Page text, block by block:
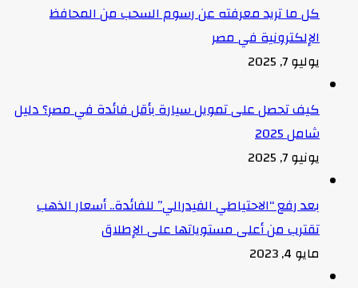
كل ما تريد معرفته عن رسوم السحب من المحافظ
الإلكترونية في مصر
يوليو 7, 2025
كيف تحصل على تمويل سيارة بأقل فائدة في مصر؟ دليل
شامل 2025
يونيو 7, 2025
بعد رفع “الاحتياطي الفيدرالي” للفائدة.. أسعار الذهب
تقترب من أعلى مستوياتها على الإطلاق
مايو 4, 2023